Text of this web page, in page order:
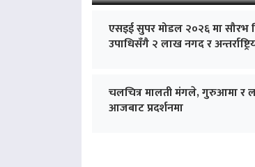
एसइई सुपर मोडल २०२६ मा सौरभ
उपाधिसँगै २ लाख नगद र
चलचित्र मालती मंगले, गुरुआमा र
आजबाट प्रदर्शनमा